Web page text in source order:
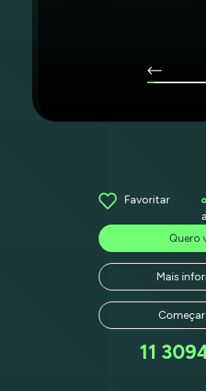
Favoritar
Quero
Mais
11